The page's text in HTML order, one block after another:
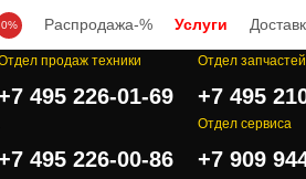
0% Распродажа-% Услуги
продаж техники
495 226-01-69
Отдел запчастей
+7 495
495 226-00-86
Отдел сервиса
+7 909